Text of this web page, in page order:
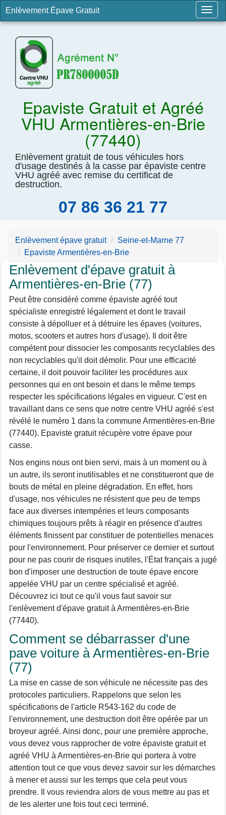
Enlèvement Épave Gratuit
Epaviste Gratuit et Agréé
VHU Armentières-en-Brie
(77440)
Enlèvement gratuit de tous véhicules hors
d'usage destinés à la casse par épaviste centre
VHU agréé avec remise du certificat de
destruction.
07 86 36 21 77
Enlèvement épave gratuit
Seine-et-Marne 77
Epaviste Armentières-en-Brie
Enlèvement d'épave gratuit à
Armentières-en-Brie (77)
Peut être considéré comme épaviste agréé tout
spécialiste enregistré légalement et dont le travail
consiste à dépolluer et à détruire les épaves (voitures,
motos, scooters et autres hors d'usage). Il doit être
compétent pour dissocier les composants recyclables des
non recyclables qu'il doit démolir. Pour une efficacité
certaine, il doit pouvoir faciliter les procédures aux
personnes qui en ont besoin et dans le même temps
respecter les spécifications légales en vigueur. C'est en
travaillant dans ce sens que notre centre VHU agréé s'est
révélé le numéro 1 dans la commune Armentières-en-Brie
(77440). Epaviste gratuit récupère votre épave pour
casse.
Nos engins nous ont bien servi, mais à un moment ou à
un autre, ils seront inutilisables et ne constitueront que de
bouts de métal en pleine dégradation. En effet, hors
d'usage, nos véhicules ne résistent que peu de temps
face aux diverses intempéries et leurs composants
chimiques toujours prêts à réagir en présence d'autres
éléments finissent par constituer de potentielles menaces
pour l'environnement. Pour préserver ce dernier et surtout
pour ne pas courir de risques inutiles, l'État français a jugé
bon d'imposer une destruction de toute épave encore
appelée VHU par un centre spécialisé et agréé.
Découvrez ici tout ce qu'il vous faut savoir sur
l'enlèvement d'épave gratuit à Armentières-en-Brie
(77440).
Comment se débarrasser d'une
pave voiture à Armentières-en-Brie
(77)
La mise en casse de son véhicule ne nécessite pas des
protocoles particuliers. Rappelons que selon les
spécifications de l'article R543-162 du code de
l'environnement, une destruction doit être opérée par un
broyeur agréé. Ainsi donc, pour une première approche,
vous devez vous rapprocher de votre épaviste gratuit et
agréé VHU à Armentières-en-Brie qui portera à votre
attention tout ce que vous devez savoir sur les démarches
à mener et aussi sur les temps que cela peut vous
prendre. Il vous reviendra alors de vous mettre au pas et
de les alerter une fois tout ceci terminé.